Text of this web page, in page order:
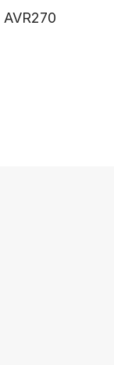
AVR270